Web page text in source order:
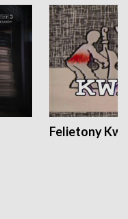
Felietony